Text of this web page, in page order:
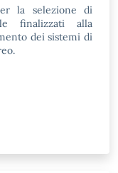
la selezione di
finalizzati alla
dei sistemi di